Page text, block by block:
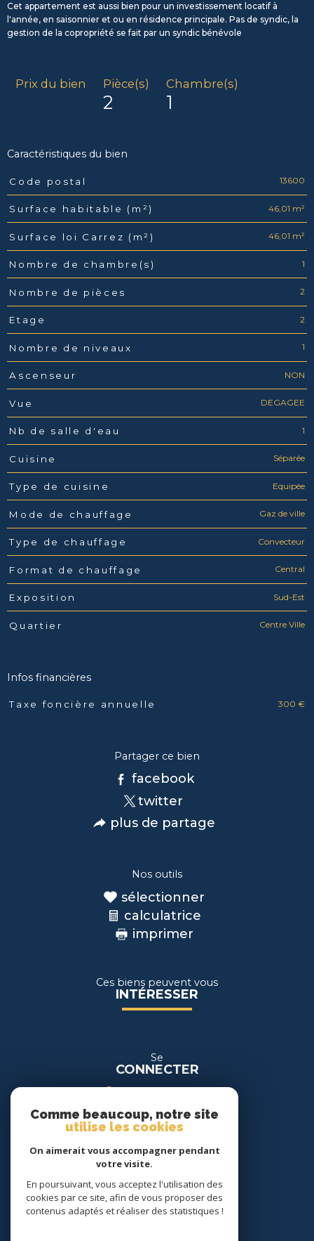
Cet appartement est aussi bien pour un investissement locatif à
l'année, en saisonnier et ou en résidence principale. Pas de syndic, la
gestion de la copropriété se fait par un syndic bénévole
Prix du bien Pièce(s)
2
Chambre(s)
1
Caractéristiques du bien
Caractéristiques Valeurs
Code postal 13600
Surface habitable (m²) 46,01 m²
Surface loi Carrez (m²) 46,01 m²
Nombre de chambre(s) 1
Nombre de pièces 2
Etage 2
Nombre de niveaux 1
Ascenseur NON
Vue DEGAGEE
Nb de salle d'eau 1
Cuisine Séparée
Type de cuisine Equipée
Mode de chauffage Gaz de ville
Type de chauffage Convecteur
Format de chauffage Central
Exposition Sud-Est
Quartier Centre Ville
Infos financières
Caractéristiques Valeurs
Taxe foncière annuelle 300 €
Partager ce bien
facebook
twitter
plus de partage
Nos outils
sélectionner
calculatrice
imprimer
Ces biens peuvent vous
INTÉRESSER
Se
CONNECTER
espace location
Nous
SUIVRE
Comme beaucoup, notre site
utilise les cookies
On aimerait vous accompagner pendant
votre visite.
En poursuivant, vous acceptez l'utilisation des
cookies par ce site, afin de vous proposer des
contenus adaptés et réaliser des statistiques !